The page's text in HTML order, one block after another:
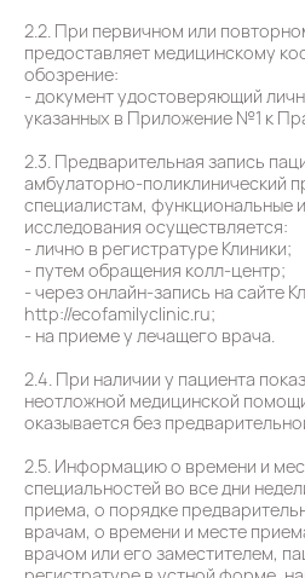
2.2. При первичном или
предоставляет медицинскому
обозрение:
- документ удостоверяющий
указанных в Приложение №1 к
2.3. Предварительная запись
амбулаторно-поликлинический
специалистам, функциональные
исследования осуществляется:
- лично в регистратуре Клиники;
- путем обращения колл-центр;
- через онлайн-запись на сайте
http://ecofamilyclinic.ru;
- на приеме у лечащего врача.
2.4. При наличии у пациента
неотложной медицинской
оказывается без
2.5. Информацию о времени и
специальностей во все дни
приема, о порядке
врачам, о времени и месте
врачом или его заместителем,